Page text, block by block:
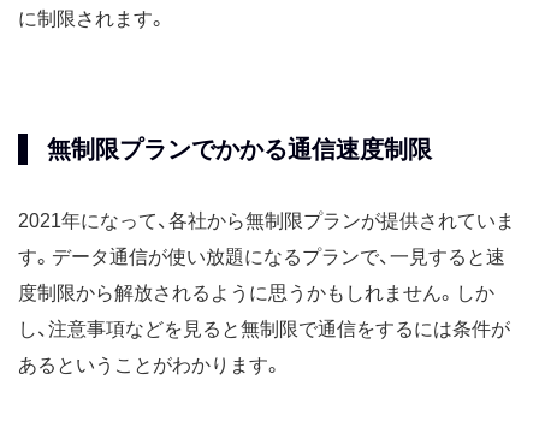
に制限されます。
無制限プランでかかる通信速度制限
2021年になって、各社から無制限プランが提供されていま
す。データ通信が使い放題になるプランで、一見すると速
度制限から解放されるように思うかもしれません。しか
し、注意事項などを見ると無制限で通信をするには条件が
あるということがわかります。